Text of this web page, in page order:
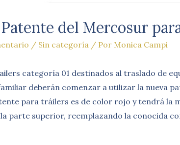
del Mercosur
/ Sin categoría/ Por Monica Campi
categoría 01 destinados al traslado de
deberán comenzar a utilizar la nueva
para tráilers es de color rojo y tendrá la
parte superior, reemplazando la conocida